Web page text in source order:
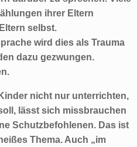
ihrer Eltern
selbst.
wird dies als Trauma
dazu gezwungen.
nicht nur unterrichten,
lässt sich missbrauchen
Schutzbefohlenen. Das ist
Thema. Auch „im